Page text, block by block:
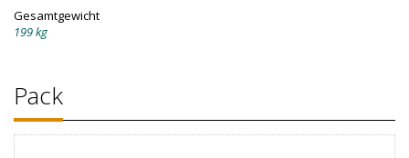
Gesamtgewicht
199 kg
Pack